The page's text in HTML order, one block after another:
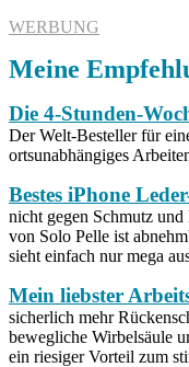
WERBUNG
Meine
Die 4-Stunden-
Der Welt-Besteller für
ortsunabhängiges
Bestes iPhone
nicht gegen Schmutz
von Solo Pelle ist
sieht einfach nur mega
Mein liebster
sicherlich mehr
bewegliche Wirbelsäule
ein riesiger Vorteil zum